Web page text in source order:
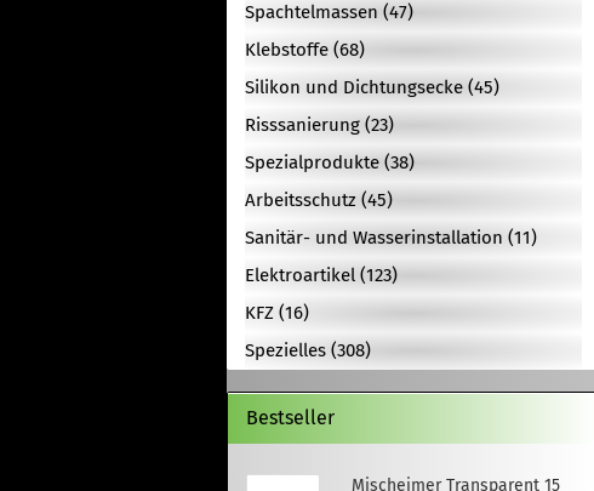
Spachtelmassen (47)
Klebstoffe (68)
Silikon und Dichtungsecke (45)
Risssanierung (23)
Spezialprodukte (38)
Arbeitsschutz (45)
Sanitär- und Wasserinstallation (11)
Elektroartikel (123)
KFZ (16)
Spezielles (308)
Bestseller
Mischeimer Transparent 15